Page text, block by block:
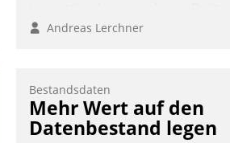
in SAP zu integrieren.
Andreas Lerchner
Bestandsdaten
Mehr Wert auf den
Datenbestand legen